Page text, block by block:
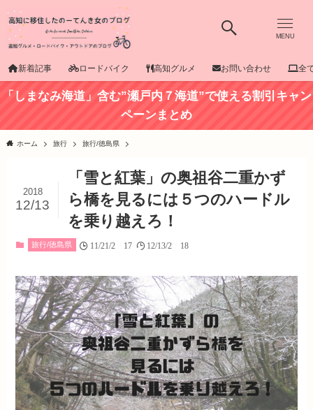
MENU
新着記事 ロードバイク 高知グルメ お問い合わせ 全
「しまなみ海道」含む”瀬戸内７海道”で使える割引キャン
ペーンまとめ
ホーム 旅行 旅行/徳島県
「雪と紅葉」の奥祖谷二重かず
ら橋を見るには５つのハードル
を乗り越えろ！
2018
12/13
旅行/徳島県 11/21/2017 12/13/2018